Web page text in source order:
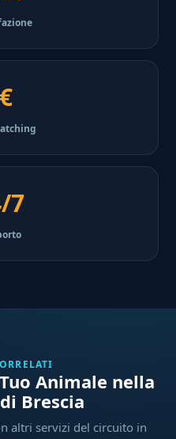
7
Animale nella
Brescia
altri servizi del circuito in